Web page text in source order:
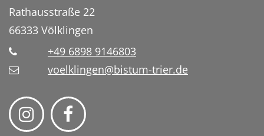
Rathausstraße 22
66333 Völklingen
+49 6898 9146803
voelklingen@bistum-trier.de